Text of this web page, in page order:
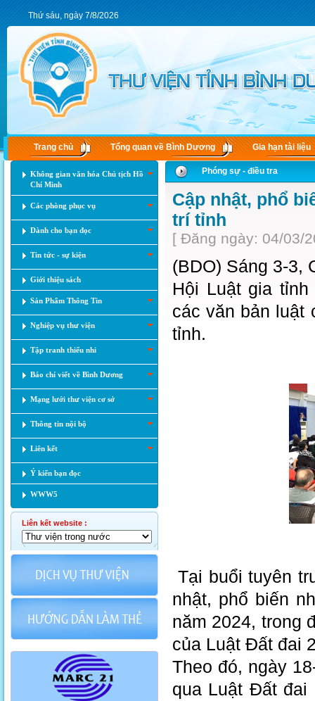
Thứ sáu, ngày 7/8/2026
Trang chủ Tổng quan về Bình Dương Gia hạn tài liệu
Không gian văn hóa Chủ tịch Hồ
Chí Minh
Các phòng phục vụ
Dành cho bạn đọc
Tin tức - sự kiện
Giới thiệu sách
Sản Phẩm Thông Tin
Nghiệp vụ thư viện
Tập tranh thiếu nhi
Báo chí viết về Bình Dương
Mạng lưới thư viện cơ sở
Thông tin nội bộ
Liên kết
Ý kiến bạn đọc
WWW5
Liên kết website :
Phóng sự - điều tra
Cập nhật, phổ
trí tỉnh
[ Đăng ngày: 04/03/
(BDO) Sáng 3-3,
Hội Luật gia
các văn bản luật
tỉnh.
Tại buổi tuyên
nhật, phổ biến
năm 2024, trong
của Luật Đất đai
Theo đó, ngày
qua Luật Đất đai